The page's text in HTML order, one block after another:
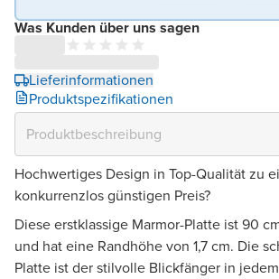
Was Kunden über uns sagen
Lieferinformationen
Produktspezifikationen
Hochwertiges Design in Top-Qualität zu
konkurrenzlos günstigen Preis?
Diese erstklassige Marmor-Platte ist 90
und hat eine Randhöhe von 1,7 cm. Die
Platte ist der stilvolle Blickfänger in